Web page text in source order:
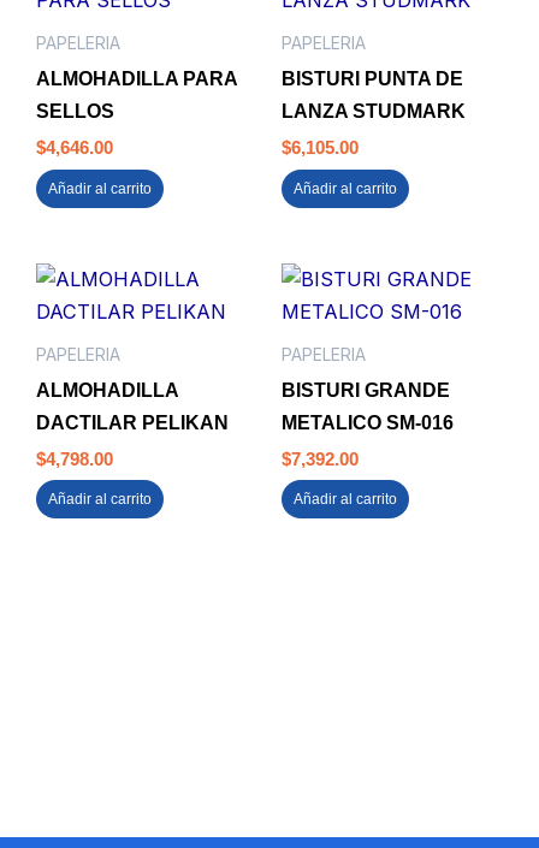
PAPELERIA
ALMOHADILLA PARA
SELLOS
$4,646.00
Añadir al carrito
PAPELERIA
BISTURI PUNTA DE
LANZA STUDMARK
$6,105.00
Añadir al carrito
PAPELERIA
ALMOHADILLA
DACTILAR PELIKAN
$4,798.00
Añadir al carrito
PAPELERIA
BISTURI GRANDE
METALICO SM-016
$7,392.00
Añadir al carrito